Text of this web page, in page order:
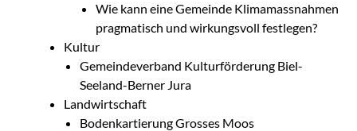
Wie kann eine Gemeinde Klimamassnahmen
pragmatisch und wirkungsvoll festlegen?
Kultur
Gemeindeverband Kulturförderung Biel-
Seeland-Berner Jura
Landwirtschaft
Bodenkartierung Grosses Moos